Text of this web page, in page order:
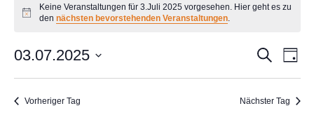
für
3.Juli
Hinweis
Keine Veranstaltungen für 3.Juli 2025 vorgesehen. Hier geht es zu
den nächsten bevorstehenden Veranstaltungen.
Suche
Tag
03.07.2025
Datum
wählen.
Vorheriger Tag Nächster Tag